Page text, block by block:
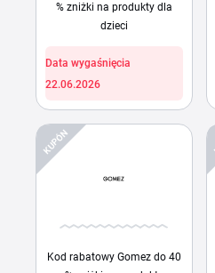
% zniżki na produkty dla
dzieci
Data wygaśnięcia
22.06.2026
KUPÓN
Kod rabatowy Gomez do 40